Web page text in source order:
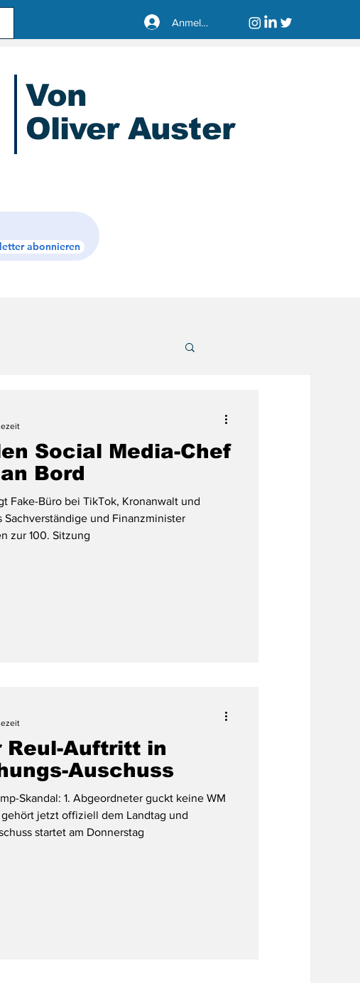
Anmelden
Von
Oliver Auster
abonnieren
Social Media-Chef
Bord
Fake-Büro bei TikTok, Kronanwalt und
Sachverständige und Finanzminister
zur 100. Sitzung
Reul-Auftritt in
Auschuss
Skandal: 1. Abgeordneter guckt keine WM
gehört jetzt offiziell dem Landtag und
startet am Donnerstag